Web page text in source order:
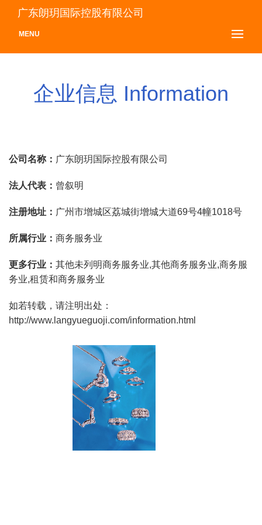
广东朗玥国际控股有限公司
MENU
企业信息 Information
公司名称： 广东朗玥国际控股有限公司
法人代表： 曾叙明
注册地址： 广州市增城区荔城街增城大道69号4幢1018号
所属行业： 商务服务业
更多行业： 其他未列明商务服务业,其他商务服务业,商务服
务业,租赁和商务服务业
如若转载，请注明出处：
http://www.langyueguoji.com/information.html